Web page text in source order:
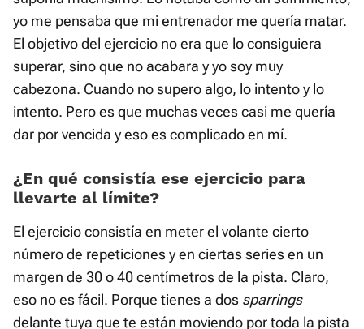
yo me pensaba que mi entrenador me quería matar.
El objetivo del ejercicio no era que lo consiguiera
superar, sino que no acabara y yo soy muy
cabezona. Cuando no supero algo, lo intento y lo
intento. Pero es que muchas veces casi me quería
dar por vencida y eso es complicado en mí.
¿En qué consistía ese ejercicio para
llevarte al límite?
El ejercicio consistía en meter el volante cierto
número de repeticiones y en ciertas series en un
margen de 30 o 40 centímetros de la pista. Claro,
eso no es fácil. Porque tienes a dos sparrings
delante tuya que te están moviendo por toda la pista